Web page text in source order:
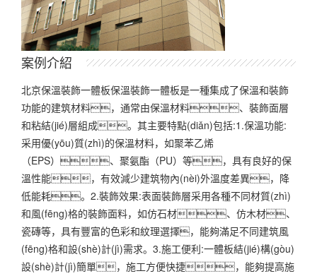
案例介紹
北京保溫裝飾一體板保溫裝飾一體板是一種集成了保溫和裝飾
功能的建筑材料，通常由保溫材料、裝飾面層
和粘結(jié)層組成。其主要特點(diǎn)包括:1.保溫功能:
采用優(yōu)質(zhì)的保溫材料，如聚苯乙烯
（EPS）、聚氨酯（PU）等，具有良好的保
溫性能，有效減少建筑物內(nèi)外溫度差異，降
低能耗。2.裝飾效果:表面裝飾層采用各種不同材質(zhì)
和風(fēng)格的裝飾面料，如仿石材、仿木材、
瓷磚等，具有豐富的色彩和紋理選擇，能夠滿足不同建筑風
(fēng)格和設(shè)計(jì)需求。3.施工便利:一體板結(jié)構(gòu)
設(shè)計(jì)簡單，施工方便快捷，能夠提高施